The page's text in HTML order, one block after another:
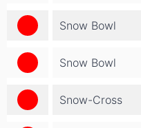
Snow Bowl
Snow Bowl
Snow-Cross